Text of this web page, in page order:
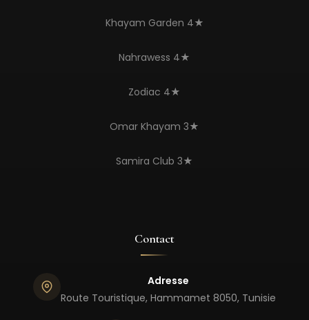
Khayam Garden 4★
Nahrawess 4★
Zodiac 4★
Omar Khayam 3★
Samira Club 3★
Contact
Adresse
Route Touristique, Hammamet 8050, Tunisie